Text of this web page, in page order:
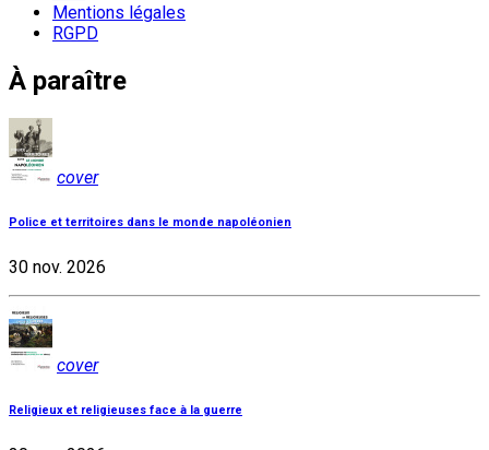
Mentions légales
RGPD
À paraître
cover
Police et territoires dans le monde napoléonien
30 nov. 2026
cover
Religieux et religieuses face à la guerre